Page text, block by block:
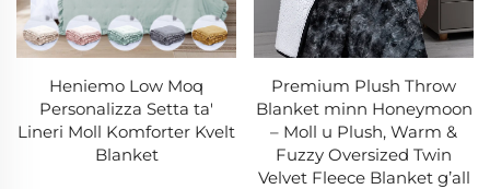
Heniemo Low Moq
Personalizza Setta ta'
Lineri Moll Komforter Kvelt
Blanket
Premium Plush Throw
Blanket minn Honeymoon
– Moll u Plush, Warm &
Fuzzy Oversized Twin
Velvet Fleece Blanket gʼall